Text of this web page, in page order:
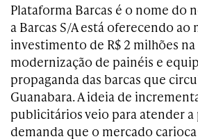
Plataforma Barcas é o nome do
a Barcas S/A está oferecendo ao
investimento de R$ 2 milhões
modernização de painéis e
propaganda das barcas que
Guanabara. A ideia de
publicitários veio para atender a
demanda que o mercado